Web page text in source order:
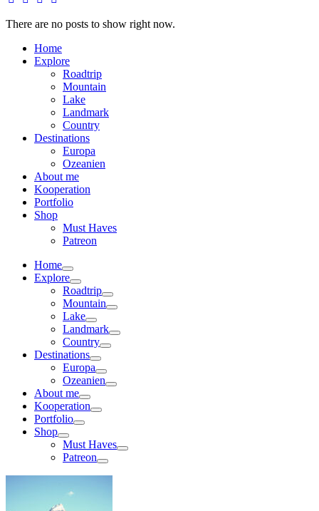
There are no posts to show right now.
Home
Explore
Roadtrip
Mountain
Lake
Landmark
Country
Destinations
Europa
Ozeanien
About me
Kooperation
Portfolio
Shop
Must Haves
Patreon
Home
Explore
Roadtrip
Mountain
Lake
Landmark
Country
Destinations
Europa
Ozeanien
About me
Kooperation
Portfolio
Shop
Must Haves
Patreon